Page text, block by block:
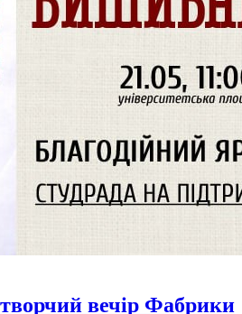
вечір Фабрики